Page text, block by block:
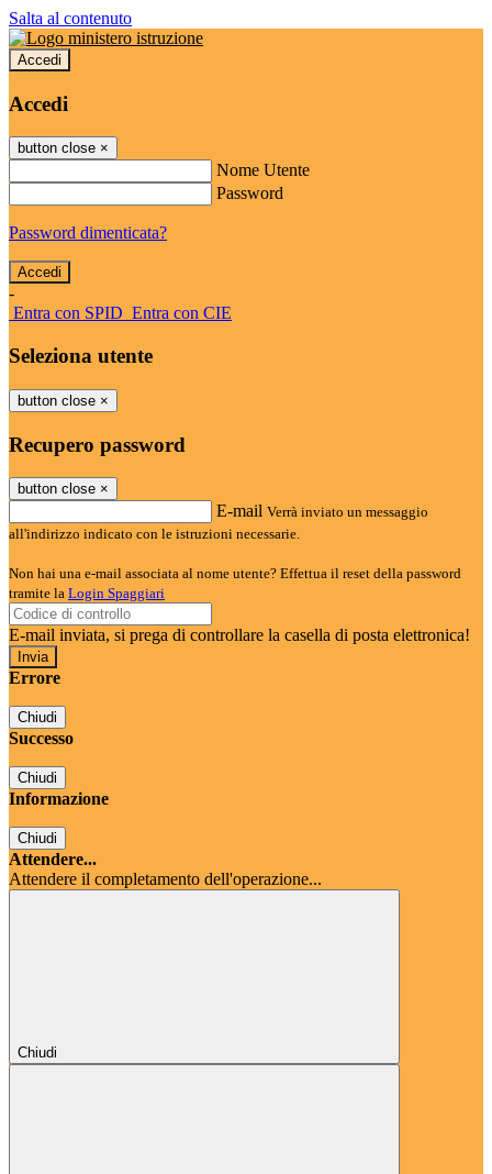
Salta al contenuto
Accedi
Accedi
button close ×
Nome Utente
Password
Password dimenticata?
-
Entra con SPID Entra con CIE
Seleziona utente
button close ×
Recupero password
button close ×
E-mail Verrà inviato un messaggio
all'indirizzo indicato con le istruzioni necessarie.
Non hai una e-mail associata al nome utente? Effettua il reset della password
tramite la Login Spaggiari
E-mail inviata, si prega di controllare la casella di posta elettronica!
Errore
Chiudi
Successo
Chiudi
Informazione
Chiudi
Attendere...
Attendere il completamento dell'operazione...
Chiudi